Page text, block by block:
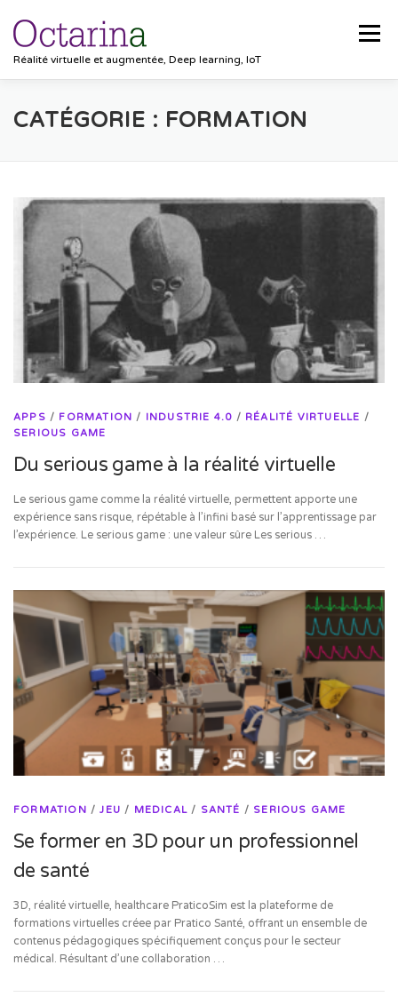
Réalité virtuelle et augmentée, Deep learning, IoT
Menu
ACCUEIL PROJETS SOLUTIONS
CONTACT
CATÉGORIE : FORMATION
APPS / FORMATION / INDUSTRIE 4.0 / RÉALITÉ VIRTUELLE /
SERIOUS GAME
Du serious game à la réalité virtuelle
Le serious game comme la réalité virtuelle, permettent apporte une
expérience sans risque, répétable à l’infini basé sur l’apprentissage par
l’expérience. Le serious game : une valeur sûre Les serious …
FORMATION /JEU / MEDICAL / SANTÉ / SERIOUS GAME
Se former en 3D pour un professionnel
de santé
3D, réalité virtuelle, healthcare PraticoSim est la plateforme de
formations virtuelles créee par Pratico Santé, offrant un ensemble de
contenus pédagogiques spécifiquement conçus pour le secteur
médical. Résultant d’une collaboration …